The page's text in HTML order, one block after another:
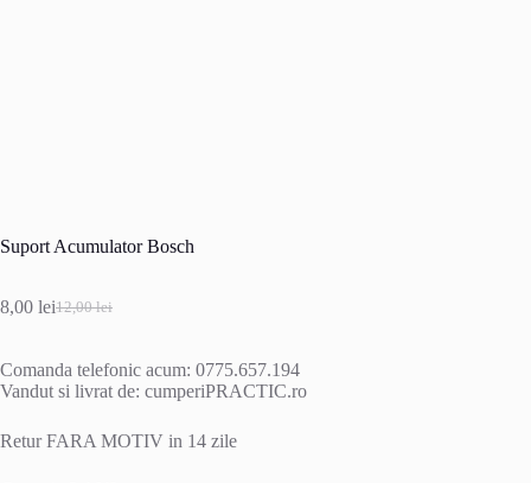
Suport Acumulator Bosch
12,00lei
Prețul
a
fost:
12,00 lei.
8,00 leiPrețul
este:
8,00 lei.
Comanda telefonic acum: 0775.657.194
Vandut si livrat de: cumperiPRACTIC.ro
Retur FARA MOTIV in 14 zile